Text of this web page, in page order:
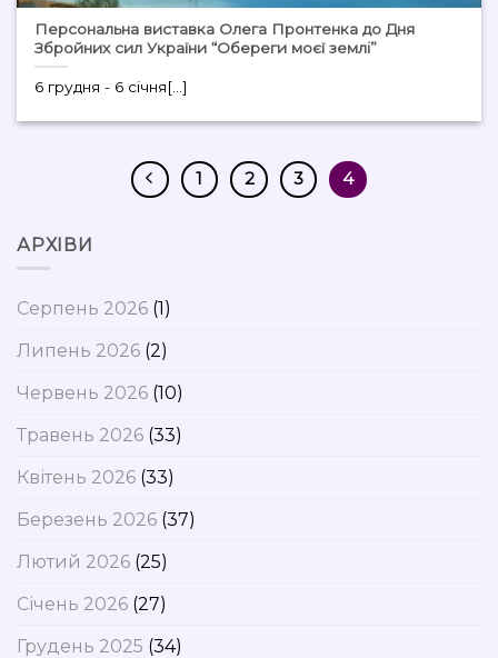
Персональна виставка Олега Пронтенка до Дня
Збройних сил України “Обереги моєї землі”
6 грудня - 6 січня[...]
1 2 3 4
АРХІВИ
Серпень 2026 (1)
Липень 2026 (2)
Червень 2026 (10)
Травень 2026 (33)
Квітень 2026 (33)
Березень 2026 (37)
Лютий 2026 (25)
Січень 2026 (27)
Грудень 2025 (34)